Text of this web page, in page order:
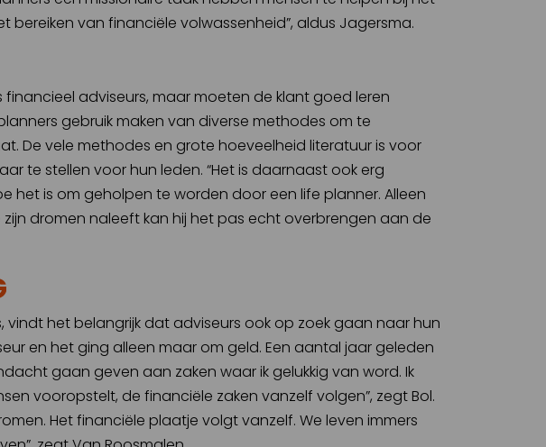
bereiken van financiële volwassenheid”, aldus Jagersma.
adviseurs, maar moeten de klant goed leren
gebruik maken van diverse methodes om te
De vele methodes en grote hoeveelheid literatuur is voor
te stellen voor hun leden. “Het is daarnaast ook erg
het is om geholpen te worden door een life planner. Alleen
dromen naleeft kan hij het pas echt overbrengen aan de
vindt het belangrijk dat adviseurs ook op zoek gaan naar hun
en het ging alleen maar om geld. Een aantal jaar geleden
gaan geven aan zaken waar ik gelukkig van word. Ik
vooropstelt, de financiële zaken vanzelf volgen”, zegt Bol.
Het financiële plaatje volgt vanzelf. We leven immers